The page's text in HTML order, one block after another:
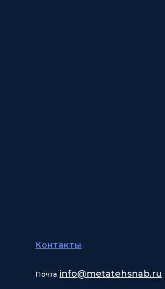
Контакты
Почта info@metatehsnab.ru